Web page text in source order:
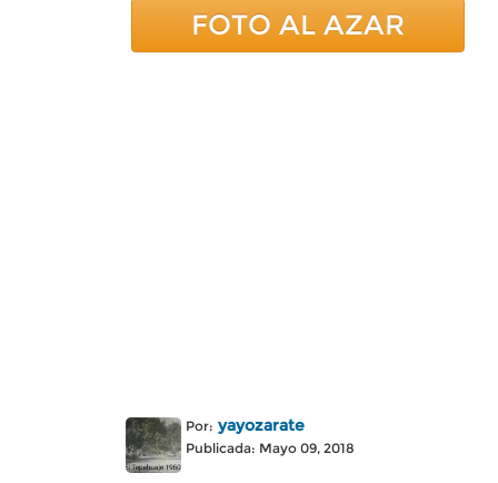
FOTO AL AZAR
Por: yayozarate
Publicada: Mayo 09, 2018